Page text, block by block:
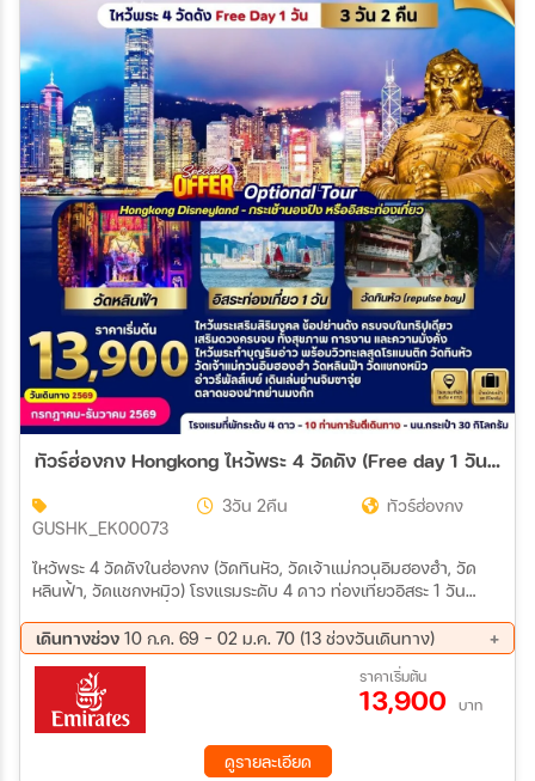
ทัวร์ฮ่องกง Hongkong ไหว้พระ 4 วัดดัง (Free day 1 วัน) 3วัน 2คืน (EK)
GUSHK_EK00073
3วัน 2คืน ทัวร์ฮ่องกง
ไหว้พระ 4 วัดดังในฮ่องกง (วัดทินหัว, วัดเจ้าแม่กวนอิมฮองฮำ, วัด
หลินฟ้า, วัดแชกงหมิว) โรงแรมระดับ 4 ดาว ท่องเที่ยวอิสระ 1 วัน
เดินทางช่วง 10 ก.ค. 69 - 02 ม.ค. 70 (13 ช่วงวันเดินทาง)
21 ส.ค. 69 - 23 ส.ค. 69
04 ก.ย. 69 - 06 ก.ย. 69
18 ก.ย. 69 - 20 ก.ย. 69
10 ต.ค. 69 - 12 ต.ค. 69
16 ต.ค. 69 - 18 ต.ค. 69
23 ต.ค. 69 - 25 ต.ค. 69
27 พ.ย. 69 - 29 พ.ย. 69
10 ธ.ค. 69 - 12 ธ.ค. 69
ราคาเริ่มต้น
13,900 บาท
ดูรายละเอียด